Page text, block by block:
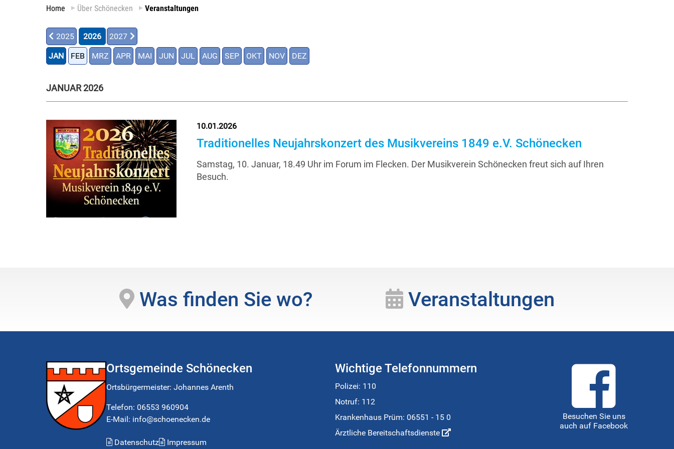
Home Über Schönecken Veranstaltungen
2025 2026 2027
JAN FEB MRZ APR MAI JUN JUL AUG SEP OKT NOV DEZ
JANUAR 2026
10.01.2026
Traditionelles Neujahrskonzert des Musikvereins 1849 e.V. Schönecken
Samstag, 10. Januar, 18.49 Uhr im Forum im Flecken. Der Musikverein Schönecken freut sich auf Ihren
Besuch.
Was finden Sie wo? Veranstaltungen
Ortsgemeinde Schönecken
Ortsbürgermeister: Johannes Arenth
Telefon: 06553 960904
E-Mail: info@schoenecken.de
Datenschutz Impressum
Wichtige Telefonnummern
Polizei: 110
Notruf: 112
Krankenhaus Prüm: 06551 - 15 0
Ärztliche Bereitschaftsdienste
Besuchen Sie uns
auch auf Facebook